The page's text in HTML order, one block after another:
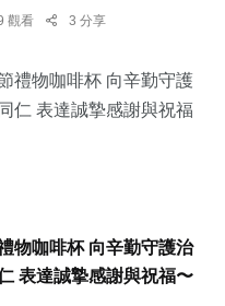
觀看 3 分享
物咖啡杯 向辛勤守護治
表達誠摯感謝與祝福〜